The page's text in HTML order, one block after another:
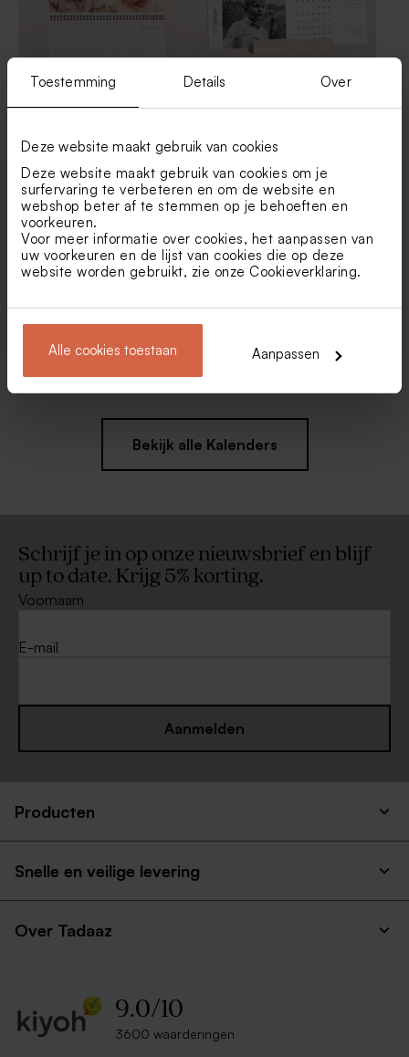
Toestemming Details Over
Deze website maakt gebruik van cookies
Deze website maakt gebruik van cookies om je
surfervaring te verbeteren en om de website en
webshop beter af te stemmen op je behoeften en
voorkeuren.
Voor meer informatie over cookies, het aanpassen van
uw voorkeuren en de lijst van cookies die op deze
website worden gebruikt, zie onze Cookieverklaring.
Alle cookies toestaan Aanpassen
voet
Hippe A4 fotokalender
Unieke jaarkalender met je
mooiste foto's
Bekijk alle Kalenders
Schrijf je in op onze nieuwsbrief en blijf
up to date. Krijg 5% korting.
Voornaam
E-mail
Aanmelden
Producten
Snelle en veilige levering
Over Tadaaz
9.0/10
3600 waarderingen